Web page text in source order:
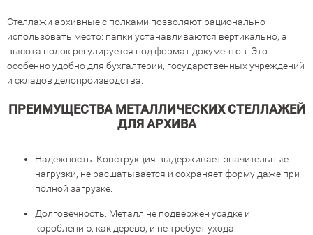
Стеллажи архивные с полками позволяют рационально
использовать место: папки устанавливаются вертикально, а
высота полок регулируется под формат документов. Это
особенно удобно для бухгалтерий, государственных учреждений
и складов делопроизводства.
ПРЕИМУЩЕСТВА МЕТАЛЛИЧЕСКИХ СТЕЛЛАЖЕЙ
ДЛЯ АРХИВА
Надежность. Конструкция выдерживает значительные
нагрузки, не расшатывается и сохраняет форму даже при
полной загрузке.
Долговечность. Металл не подвержен усадке и
короблению, как дерево, и не требует ухода.